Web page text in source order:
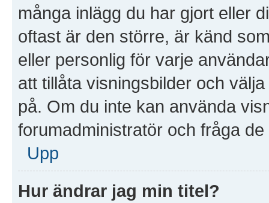
många inlägg du har gjort eller
oftast är den större, är känd
eller personlig för varje
att tillåta visningsbilder och
på. Om du inte kan använda
forumadministratör och fråga
Upp
Hur ändrar jag min titel?